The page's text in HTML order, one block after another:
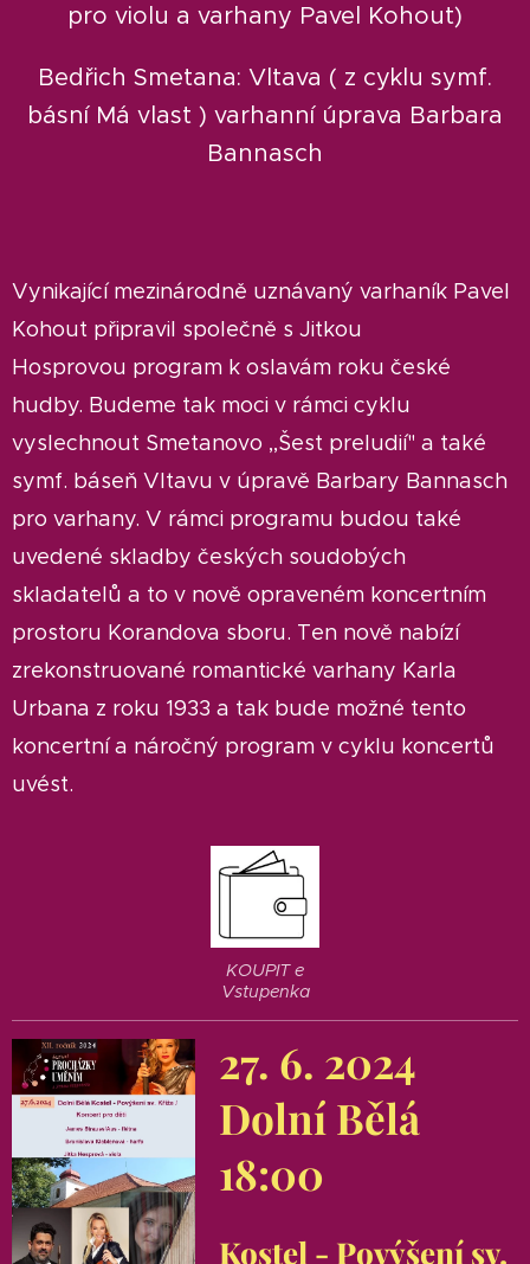
pro violu a varhany Pavel Kohout)
Bedřich Smetana: Vltava ( z cyklu symf.
básní Má vlast ) varhanní úprava Barbara
Bannasch
Vynikající mezinárodně uznávaný varhaník Pavel
Kohout připravil společně s Jitkou
Hosprovou program k oslavám roku české
hudby. Budeme tak moci v rámci cyklu
vyslechnout Smetanovo ,,Šest preludií" a také
symf. báseň Vltavu v úpravě Barbary Bannasch
pro varhany. V rámci programu budou také
uvedené skladby českých soudobých
skladatelů a to v nově opraveném koncertním
prostoru Korandova sboru. Ten nově nabízí
zrekonstruované romantické varhany Karla
Urbana z roku 1933 a tak bude možné tento
koncertní a náročný program v cyklu koncertů
uvést.
KOUPIT e
Vstupenka
27. 6. 2024
Dolní Bělá
18:00
Kostel - Povýšení sv.